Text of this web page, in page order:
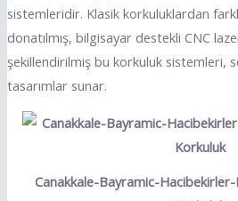
sistemleridir. Klasik korkuluklardan
donatılmış, bilgisayar destekli CNC
şekillendirilmiş bu korkuluk sistemleri,
tasarımlar sunar.
Canakkale-Bayramic-